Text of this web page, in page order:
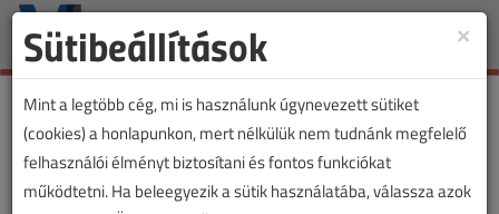
Toggle
×
Sütibeállítások
Mint a legtöbb cég, mi is használunk úgynevezett sütiket
(cookies) a honlapunkon, mert nélkülük nem tudnánk megfelelő
felhasználói élményt biztosítani és fontos funkciókat
működtetni. Ha beleegyezik a sütik használatába, válassza azok